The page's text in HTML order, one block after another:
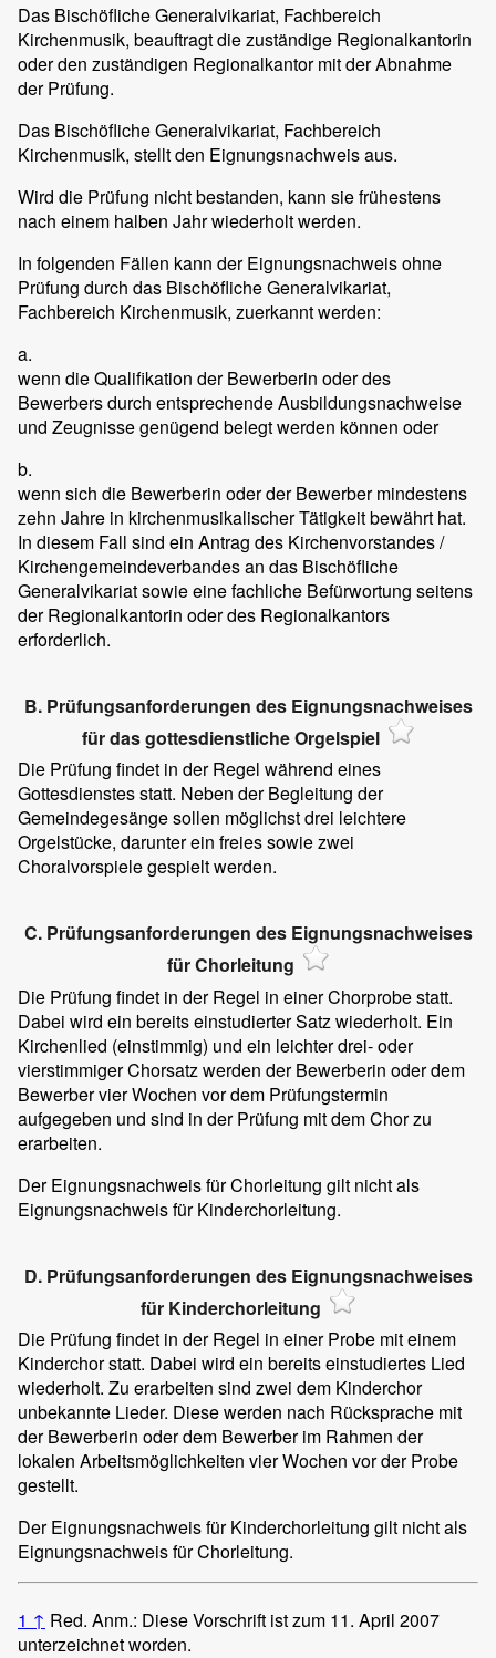
Das Bischöfliche Generalvikariat, Fachbereich
Kirchenmusik, beauftragt die zuständige Regionalkantorin
oder den zuständigen Regionalkantor mit der Abnahme
der Prüfung.
Das Bischöfliche Generalvikariat, Fachbereich
Kirchenmusik, stellt den Eignungsnachweis aus.
Wird die Prüfung nicht bestanden, kann sie frühestens
nach einem halben Jahr wiederholt werden.
In folgenden Fällen kann der Eignungsnachweis ohne
Prüfung durch das Bischöfliche Generalvikariat,
Fachbereich Kirchenmusik, zuerkannt werden:
a.
wenn die Qualifikation der Bewerberin oder des
Bewerbers durch entsprechende Ausbildungsnachweise
und Zeugnisse genügend belegt werden können oder
b.
wenn sich die Bewerberin oder der Bewerber mindestens
zehn Jahre in kirchenmusikalischer Tätigkeit bewährt hat.
In diesem Fall sind ein Antrag des Kirchenvorstandes /
Kirchengemeindeverbandes an das Bischöfliche
Generalvikariat sowie eine fachliche Befürwortung seitens
der Regionalkantorin oder des Regionalkantors
erforderlich.
B. Prüfungsanforderungen des Eignungsnachweises
für das gottesdienstliche Orgelspiel
Die Prüfung findet in der Regel während eines
Gottesdienstes statt. Neben der Begleitung der
Gemeindegesänge sollen möglichst drei leichtere
Orgelstücke, darunter ein freies sowie zwei
Choralvorspiele gespielt werden.
C. Prüfungsanforderungen des Eignungsnachweises
für Chorleitung
Die Prüfung findet in der Regel in einer Chorprobe statt.
Dabei wird ein bereits einstudierter Satz wiederholt. Ein
Kirchenlied (einstimmig) und ein leichter drei- oder
vierstimmiger Chorsatz werden der Bewerberin oder dem
Bewerber vier Wochen vor dem Prüfungstermin
aufgegeben und sind in der Prüfung mit dem Chor zu
erarbeiten.
Der Eignungsnachweis für Chorleitung gilt nicht als
Eignungsnachweis für Kinderchorleitung.
D. Prüfungsanforderungen des Eignungsnachweises
für Kinderchorleitung
Die Prüfung findet in der Regel in einer Probe mit einem
Kinderchor statt. Dabei wird ein bereits einstudiertes Lied
wiederholt. Zu erarbeiten sind zwei dem Kinderchor
unbekannte Lieder. Diese werden nach Rücksprache mit
der Bewerberin oder dem Bewerber im Rahmen der
lokalen Arbeitsmöglichkeiten vier Wochen vor der Probe
gestellt.
Der Eignungsnachweis für Kinderchorleitung gilt nicht als
Eignungsnachweis für Chorleitung.
1 ↑ Red. Anm.: Diese Vorschrift ist zum 11. April 2007
unterzeichnet worden.